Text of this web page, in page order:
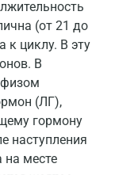
(от 21 до
к циклу. В эту
В
(ЛГ),
гормону
наступления
на месте